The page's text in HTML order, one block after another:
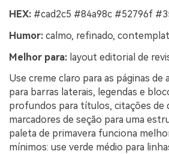
HEX: #cad2c5 #84a98c #52796f
Humor: calmo, refinado,
Melhor para: layout editorial de
Use creme claro para as páginas de
para barras laterais, legendas e
profundos para títulos, citações de
marcadores de seção para uma
paleta de primavera funciona
mínimos: use verde médio para